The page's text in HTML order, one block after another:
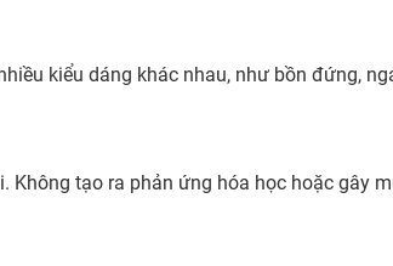
kiểu dáng khác nhau, như bồn đứng,
Không tạo ra phản ứng hóa học hoặc gây